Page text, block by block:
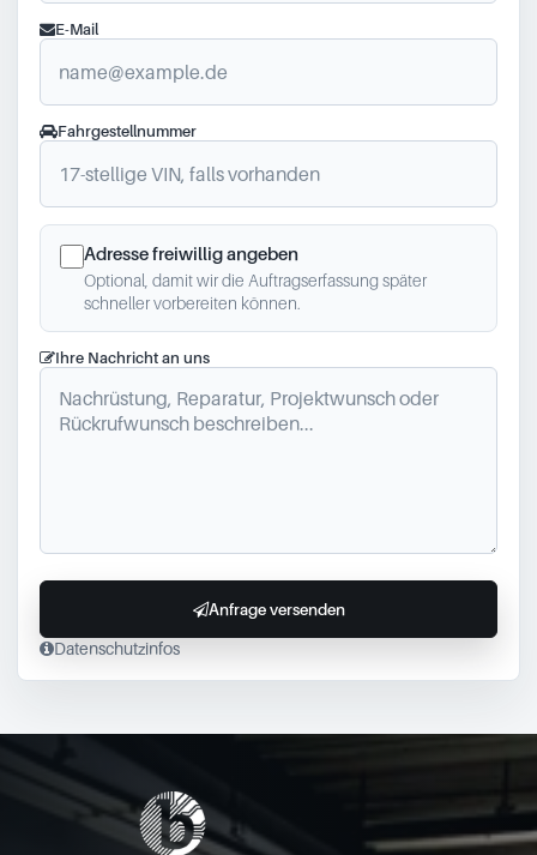
E-Mail
Fahrgestellnummer
Adresse freiwillig angeben
Optional, damit wir die Auftragserfassung später
schneller vorbereiten können.
Ihre Nachricht an uns
Datenschutzinfos
Anfrage versenden